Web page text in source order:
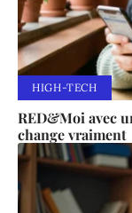
HIGH-TECH
RED&Moi avec
change vraiment